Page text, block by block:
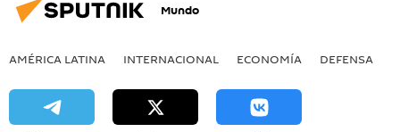
Mundo
AMÉRICA LATINA INTERNACIONAL ECONOMÍA DEFENSA